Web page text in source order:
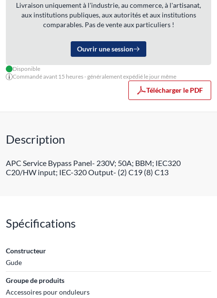
Livraison uniquement à l'industrie, au commerce, à l'artisanat,
aux institutions publiques, aux autorités et aux institutions
comparables. Pas de vente aux particuliers !
Ouvrir une session
Disponible
Commandé avant 15 heures - généralement expédié le jour même
Télécharger le PDF
Description
APC Service Bypass Panel- 230V; 50A; BBM; IEC320
C20/HW input; IEC-320 Output- (2) C19 (8) C13
Spécifications
Constructeur
Gude
Groupe de produits
Accessoires pour onduleurs